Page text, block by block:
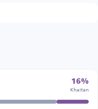
16%
Khaitan